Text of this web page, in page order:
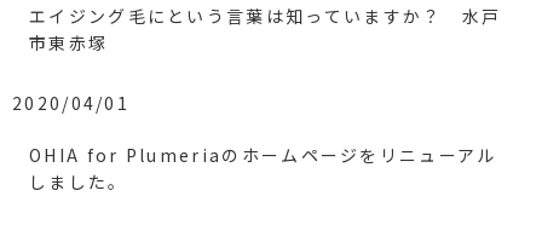
エイジング毛にという言葉は知っていますか？ 水戸
市東赤塚
2020/04/01
OHIA for Plumeriaのホームページをリニューアル
しました。